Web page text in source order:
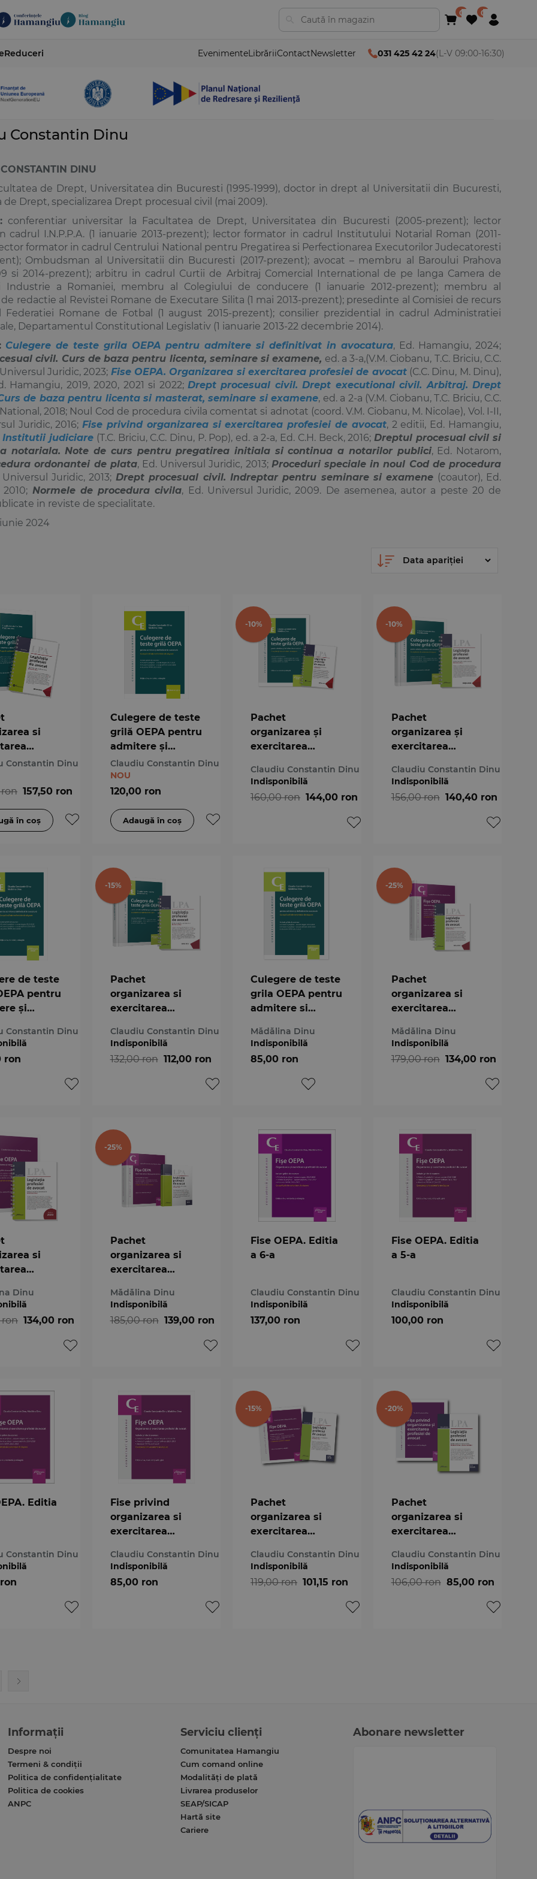
Reduceri EvenimenteLibrăriiContactNewsletter 031 425 42 24(L-V 09:00-16:30)
Constantin Dinu
DINU
de Drept, Universitatea din Bucuresti (1995-1999), doctor in drept al Universitatii din Bucuresti,
de Drept, specializarea Drept procesual civil (mai 2009).
conferentiar universitar la Facultatea de Drept, Universitatea din Bucuresti (2005-prezent); lector
cadrul I.N.P.P.A. (1 ianuarie 2013-prezent); lector formator in cadrul Institutului Notarial Roman (2011-
formator in cadrul Centrului National pentru Pregatirea si Perfectionarea Executorilor Judecatoresti
Ombudsman al Universitatii din Bucuresti (2017-prezent); avocat – membru al Baroului Prahova
si 2014-prezent); arbitru in cadrul Curtii de Arbitraj Comercial International de pe langa Camera de
Industrie a Romaniei, membru al Colegiului de conducere (1 ianuarie 2012-prezent); membru al
redactie al Revistei Romane de Executare Silita (1 mai 2013-prezent); presedinte al Comisiei de recurs
Federatiei Romane de Fotbal (1 august 2015-prezent); consilier prezidential in cadrul Administratiei
Departamentul Constitutional Legislativ (1 ianuarie 2013-22 decembrie 2014).
Culegere de teste grila OEPA pentru admitere si definitivat in avocatura, Ed. Hamangiu, 2024;
civil. Curs de baza pentru licenta, seminare si examene, ed. a 3-a,(V.M. Ciobanu, T.C. Briciu, C.C.
Juridic, 2023; Fise OEPA. Organizarea si exercitarea profesiei de avocat(C.C. Dinu, M. Dinu),
Hamangiu, 2019, 2020, 2021 si 2022; Drept procesual civil. Drept executional civil. Arbitraj. Drept
de baza pentru licenta si masterat, seminare si examene, ed. a 2-a (V.M. Ciobanu, T.C. Briciu, C.C.
2018; Noul Cod de procedura civila comentat si adnotat (coord. V.M. Ciobanu, M. Nicolae), Vol. I-II,
Juridic, 2016;Fise privind organizarea si exercitarea profesiei de avocat, 2 editii, Ed. Hamangiu,
Institutii judiciare (T.C. Briciu, C.C. Dinu, P. Pop), ed. a 2-a, Ed. C.H. Beck, 2016; Dreptul procesual civil si
notariala. Note de curs pentru pregatirea initiala si continua a notarilor publici, Ed. Notarom,
ordonantei de plata, Ed. Universul Juridic, 2013; Proceduri speciale in noul Cod de procedura
Universul Juridic, 2013; Drept procesual civil. Indreptar pentru seminare si examene (coautor), Ed.
2010; Normele de procedura civila, Ed. Universul Juridic, 2009. De asemenea, autor a peste 20 de
in reviste de specialitate.
2024
si
de
Constantin Dinu
ron 157,50 ron
Culegere de teste
grilă OEPA pentru
admitere și
definitivat în
avocatură. Ediția
a 3-a
Claudiu Constantin Dinu
NOU
120,00 ron
-10%
Pachet
organizarea și
exercitarea
avocat noiembrie
2025
Claudiu Constantin Dinu
Indisponibilă
160,00 ron 144,00 ron
-10%
Pachet
organizarea și
exercitarea
avocat iulie 2025
Claudiu Constantin Dinu
Indisponibilă
156,00 ron 140,40 ron
de teste
pentru
și
Ediția
Constantin Dinu
ron
-15%
Pachet
organizarea si
exercitarea
avocat 2025
Claudiu Constantin Dinu
Indisponibilă
132,00 ron 112,00 ron
Culegere de teste
grila OEPA pentru
admitere si
avocatura
Mădălina Dinu
Indisponibilă
85,00 ron
-25%
Pachet
organizarea si
exercitarea
avocat 2024
Mădălina Dinu
Indisponibilă
179,00 ron 134,00 ron
si
2023
Dinu
ron 134,00 ron
-25%
Pachet
organizarea si
exercitarea
avocat - Editia
2022
Mădălina Dinu
Indisponibilă
185,00 ron 139,00 ron
Fise OEPA. Editia
a 6-a
Claudiu Constantin Dinu
Indisponibilă
137,00 ron
Fise OEPA. Editia
a 5-a
Claudiu Constantin Dinu
Indisponibilă
100,00 ron
Editia
Constantin Dinu
Fise privind
organizarea si
exercitarea
avocat. Editia a 3-
Claudiu Constantin Dinu
Indisponibilă
85,00 ron
-15%
Pachet
organizarea si
exercitarea
avocat - Editia
Claudiu Constantin Dinu
Indisponibilă
119,00 ron 101,15 ron
-20%
Pachet
organizarea si
exercitarea
avocat - Editia
Claudiu Constantin Dinu
Indisponibilă
106,00 ron 85,00 ron
Informații
Despre noi
Termeni & condiții
Politica de confidențialitate
Politica de cookies
ANPC
Serviciu clienți
Comunitatea Hamangiu
Cum comand online
Modalități de plată
Livrarea produselor
SEAP/SICAP
Hartă site
Cariere
Abonare newsletter